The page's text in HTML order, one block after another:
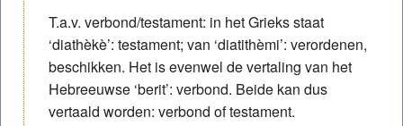
T.a.v. verbond/testament: in het Grieks staat
‘diathèkè’: testament; van ‘diatithèmi’: verordenen,
beschikken. Het is evenwel de vertaling van het
Hebreeuwse ‘berit’: verbond. Beide kan dus
vertaald worden: verbond of testament.